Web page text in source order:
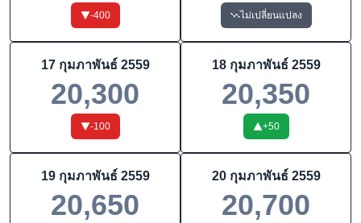
-400 ไม่เปลี่ยนแปลง
17 กุมภาพันธ์ 2559
20,300
-100
18 กุมภาพันธ์ 2559
20,350
+50
19 กุมภาพันธ์ 2559
20,650
20 กุมภาพันธ์ 2559
20,700